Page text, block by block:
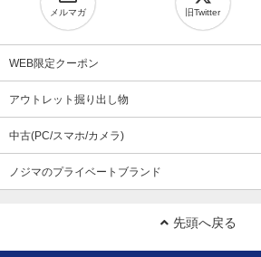
メルマガ 旧Twitter
WEB限定クーポン
アウトレット掘り出し物
中古(PC/スマホ/カメラ)
ノジマのプライベートブランド
先頭へ戻る